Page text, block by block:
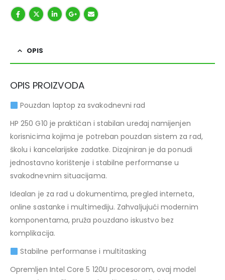
OPIS
OPIS PROIZVODA
Pouzdan laptop za svakodnevni rad
HP 250 G10 je praktičan i stabilan uređaj namijenjen
korisnicima kojima je potreban pouzdan sistem za rad,
školu i kancelarijske zadatke. Dizajniran je da ponudi
jednostavno korištenje i stabilne performanse u
svakodnevnim situacijama.
Idealan je za rad u dokumentima, pregled interneta,
online sastanke i multimediju. Zahvaljujući modernim
komponentama, pruža pouzdano iskustvo bez
komplikacija.
Stabilne performanse i multitasking
Opremljen Intel Core 5 120U procesorom, ovaj model